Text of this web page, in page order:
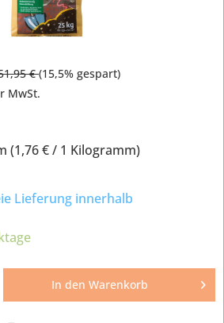
€(15,5% gespart)
MwSt.
(1,76 €/ 1 Kilogramm)
Lieferung innerhalb
In den Warenkorb